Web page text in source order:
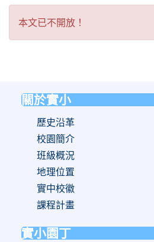
本
文
開
放！
本文已不開放！
關於實小
歷史沿革
校園簡介
班級概況
地理位置
實中校徽
課程計畫
實小園丁